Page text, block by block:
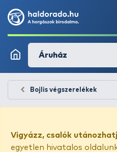
Áruház
Bojlis végszerelékek
Vigyázz, csalók
egyetlen hivatalos